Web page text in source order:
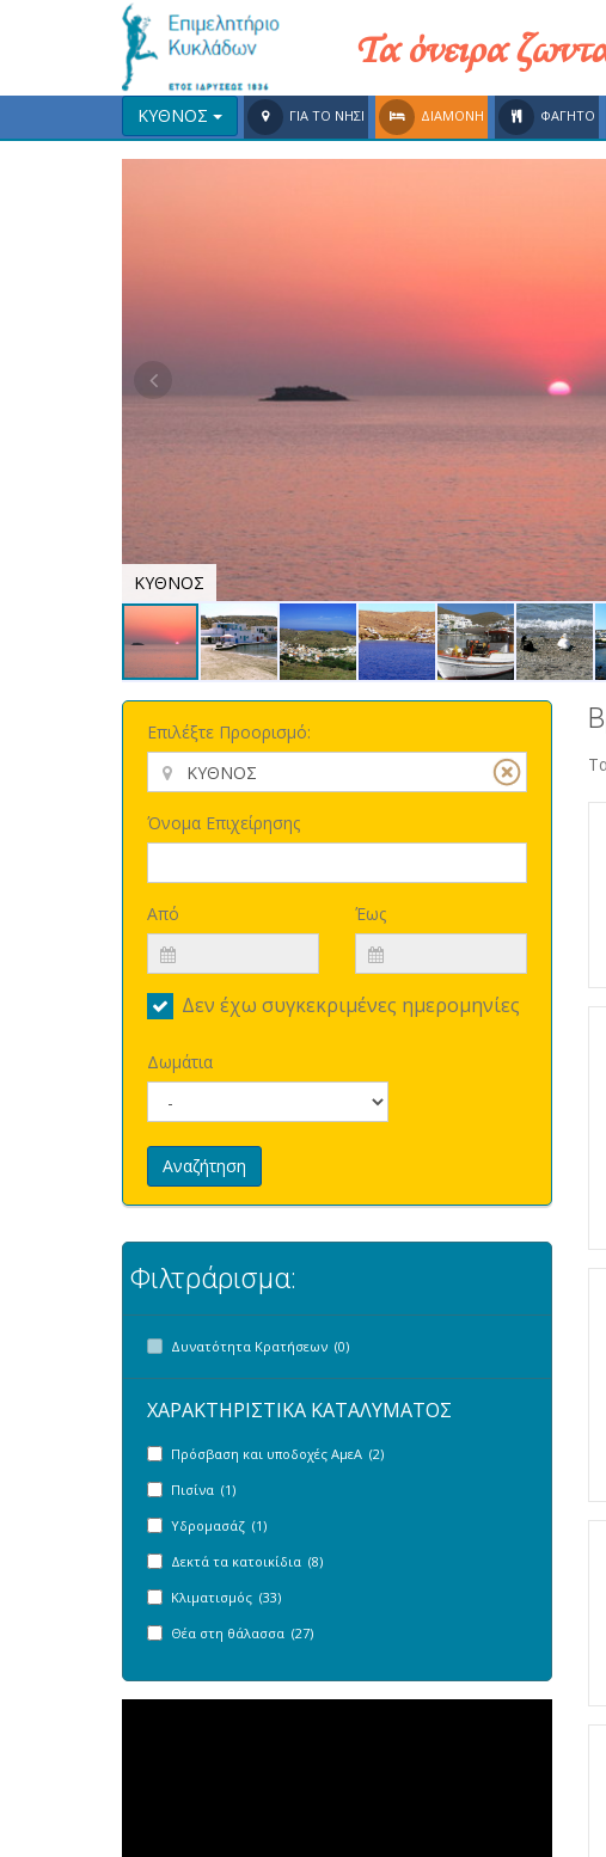
Τα όνειρα
ΚΥΘΝΟΣ ΓΙΑ ΤΟ ΝΗΣΙ ΔΙΑΜΟΝΗ ΦΑΓΗΤΟ
ΚΥΘΝΟΣ
Επιλέξτε Προορισμό:
Όνομα Επιχείρησης
Από Έως
Δεν έχω συγκεκριμένες ημερομηνίες
Δωμάτια
Αναζήτηση
Φιλτράρισμα:
Δυνατότητα Κρατήσεων (0)
ΧΑΡΑΚΤΗΡΙΣΤΙΚΑ ΚΑΤΑΛΥΜΑΤΟΣ
Πρόσβαση και υποδοχές ΑμεΑ (2)
Πισίνα (1)
Υδρομασάζ (1)
Δεκτά τα κατοικίδια (8)
Κλιματισμός (33)
Θέα στη θάλασσα (27)